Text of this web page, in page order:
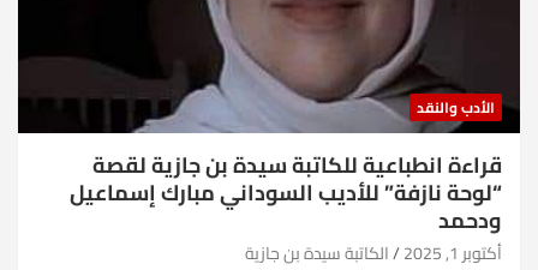
الأدب والنقد
قراءة انطباعية للكاتبة سيدة بن جازية لقصة
“لوحة نازفة” للأديب السوداني مبارك إسماعيل
ودحمد
أكتوبر 1, 2025 الكاتبة سيدة بن جازية